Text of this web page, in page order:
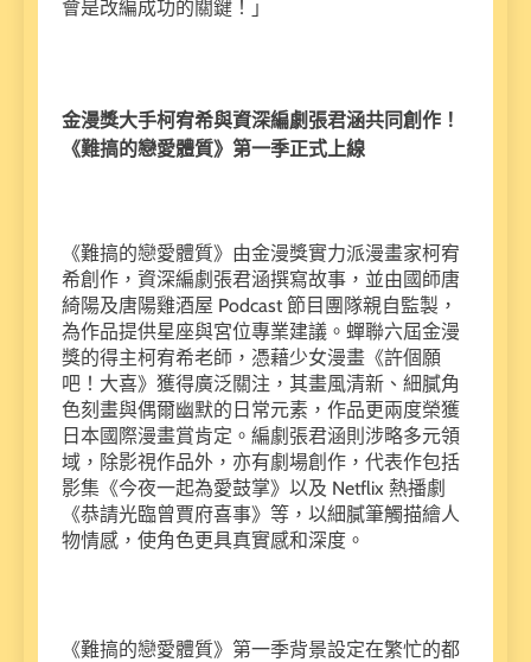
會是改編成功的關鍵！」
金漫獎大手柯宥希與資深編劇張君涵共同創作！
《難搞的戀愛體質》第一季正式上線
《難搞的戀愛體質》由金漫獎實力派漫畫家柯宥
希創作，資深編劇張君涵撰寫故事，並由國師唐
綺陽及唐陽雞酒屋 Podcast 節目團隊親自監製，
為作品提供星座與宮位專業建議。蟬聯六屆金漫
獎的得主柯宥希老師，憑藉少女漫畫《許個願
吧！大喜》獲得廣泛關注，其畫風清新、細膩角
色刻畫與偶爾幽默的日常元素，作品更兩度榮獲
日本國際漫畫賞肯定。編劇張君涵則涉略多元領
域，除影視作品外，亦有劇場創作，代表作包括
影集《今夜一起為愛鼓掌》以及 Netflix 熱播劇
《恭請光臨曾賈府喜事》等，以細膩筆觸描繪人
物情感，使角色更具真實感和深度。
《難搞的戀愛體質》第一季背景設定在繁忙的都